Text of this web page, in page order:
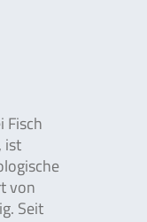
Fisch
ist
von
Seit